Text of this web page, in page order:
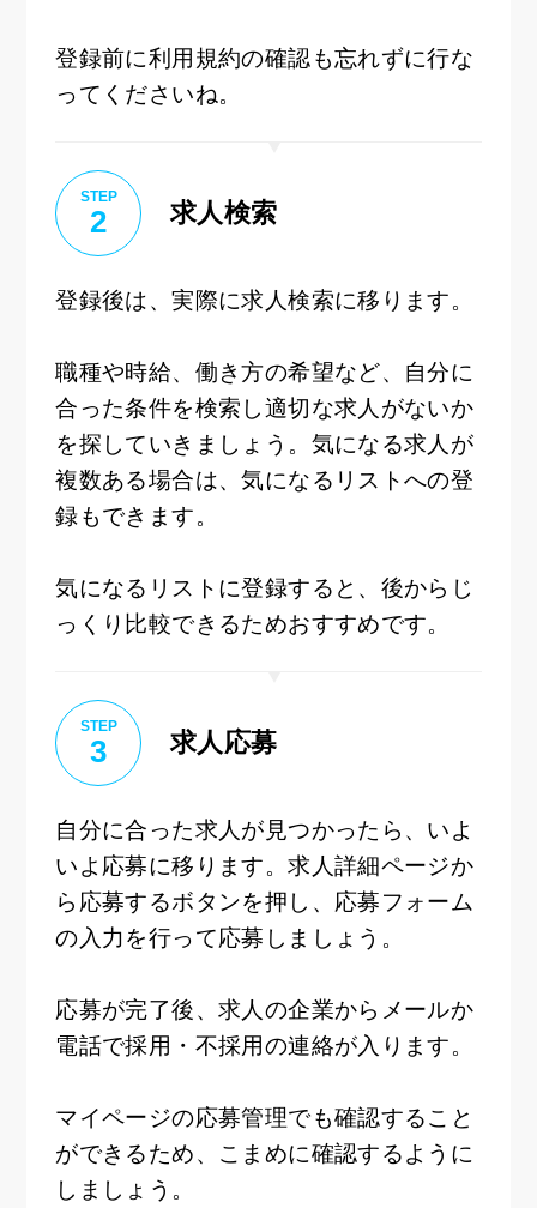
登録前に利用規約の確認も忘れずに行な
ってくださいね。
STEP
2 求人検索
登録後は、実際に求人検索に移ります。
職種や時給、働き方の希望など、自分に
合った条件を検索し適切な求人がないか
を探していきましょう。気になる求人が
複数ある場合は、気になるリストへの登
録もできます。
気になるリストに登録すると、後からじ
っくり比較できるためおすすめです。
STEP
3 求人応募
自分に合った求人が見つかったら、いよ
いよ応募に移ります。求人詳細ページか
ら応募するボタンを押し、応募フォーム
の入力を行って応募しましょう。
応募が完了後、求人の企業からメールか
電話で採用・不採用の連絡が入ります。
マイページの応募管理でも確認すること
ができるため、こまめに確認するように
しましょう。